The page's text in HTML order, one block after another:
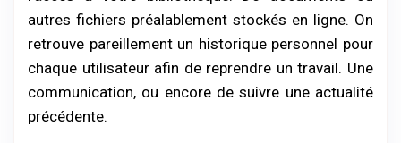
autres fichiers préalablement stockés en ligne. On
retrouve pareillement un historique personnel pour
chaque utilisateur afin de reprendre un travail. Une
communication, ou encore de suivre une actualité
précédente.